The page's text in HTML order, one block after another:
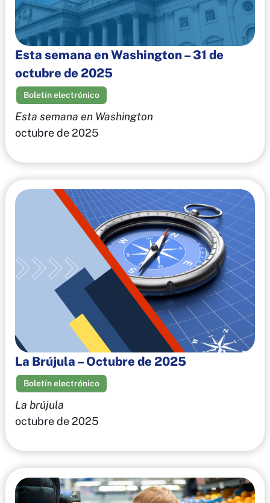
Esta semana en Washington – 31 de
octubre de 2025
Boletín electrónico
Esta semana en Washington
octubre de 2025
La Brújula – Octubre de 2025
Boletín electrónico
La brújula
octubre de 2025